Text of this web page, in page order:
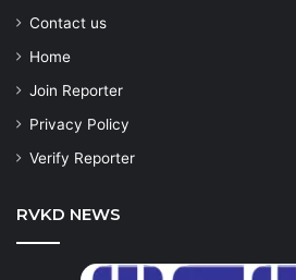
Contact us
Home
Join Reporter
Privacy Policy
Verify Reporter
RVKD NEWS